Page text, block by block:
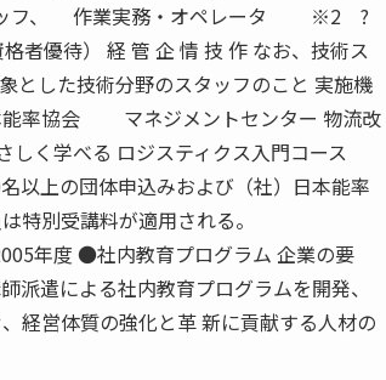
フ、 作業実務・オペレータ ※2 ?
優待） 経 管 企 情 技 作 なお、技術ス
とした技術分野のスタッフのこと 実施機
能率協会 マネジメントセンター 物流改
しく学べる ロジスティクス入門コース
上の団体申込みおよび（社）日本能率
特別受講料が適用される。
年度 ●社内教育プログラム 企業の要
派遣による社内教育プログラムを開発、
経営体質の強化と革 新に貢献する人材の